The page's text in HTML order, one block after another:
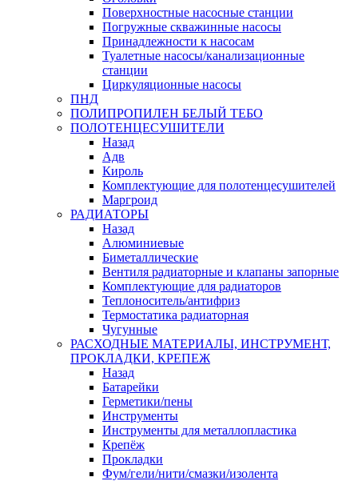
Поверхностные насосные станции
Погружные скважинные насосы
Принадлежности к насосам
Туалетные насосы/канализационные
станции
Циркуляционные насосы
ПНД
ПОЛИПРОПИЛЕН БЕЛЫЙ ТЕБО
ПОЛОТЕНЦЕСУШИТЕЛИ
Назад
Адв
Кироль
Комплектующие для полотенцесушителей
Маргроид
РАДИАТОРЫ
Назад
Алюминиевые
Биметаллические
Вентиля радиаторные и клапаны запорные
Комплектующие для радиаторов
Теплоноситель/антифриз
Термостатика радиаторная
Чугунные
РАСХОДНЫЕ МАТЕРИАЛЫ, ИНСТРУМЕНТ,
ПРОКЛАДКИ, КРЕПЕЖ
Назад
Батарейки
Герметики/пены
Инструменты
Инструменты для металлопластика
Крепёж
Прокладки
Фум/гели/нити/смазки/изолента